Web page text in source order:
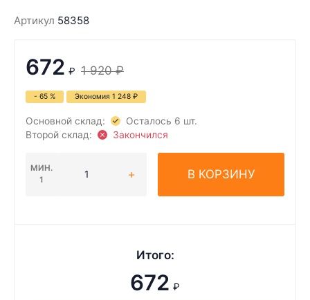
Артикул 58358
672 ₽ 1 920 ₽
- 65 % Экономия 1 248 ₽
Основной склад:
Осталось 6 шт.
Второй склад:
Закончился
МИН.
1
В КОРЗИНУ
Итого:
672 ₽